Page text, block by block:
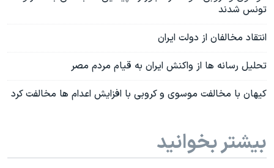
تونس شدند
انتقاد مخالفان از دولت ایران
تحلیل رسانه ها از واکنش ایران به قیام مردم مصر
کيهان با مخالفت موسوی و کروبی با افزايش اعدام ها مخالفت کرد
بیشتر بخوانید